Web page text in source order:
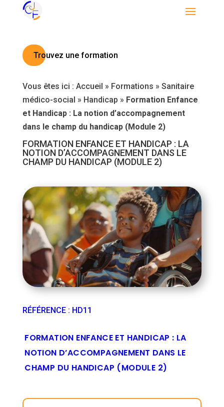
Trouvez une formation
Vous êtes ici : Accueil » Formations » Sanitaire
médico-social » Handicap » Formation Enfance
et Handicap : La notion d’accompagnement
dans le champ du handicap (Module 2)
FORMATION ENFANCE ET HANDICAP : LA
NOTION D’ACCOMPAGNEMENT DANS LE
CHAMP DU HANDICAP (MODULE 2)
RÉFÉRENCE: HD11
FORMATION ENFANCE ET HANDICAP : LA
NOTION D’ACCOMPAGNEMENT DANS LE
CHAMP DU HANDICAP (MODULE 2)